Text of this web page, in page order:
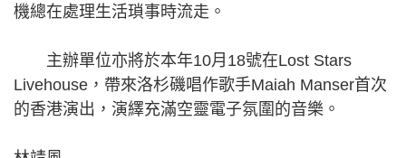
機總在處理生活瑣事時流走。
主辦單位亦將於本年10月18號在Lost Stars
Livehouse，帶來洛杉磯唱作歌手Maiah Manser首次
的香港演出，演繹充滿空靈電子氛圍的音樂。